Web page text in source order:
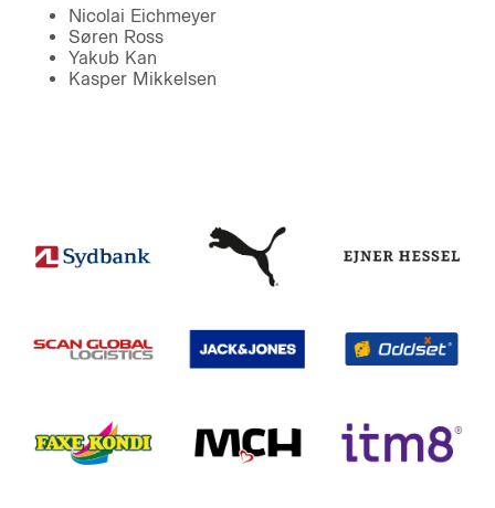
Nicolai Eichmeyer
Søren Ross
Yakub Kan
Kasper Mikkelsen